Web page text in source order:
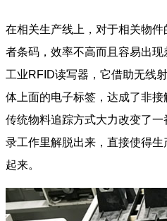
在相关生产线上，对于相关物
者条码，效率不高而且容易出
工业RFID读写器，它借助无线
体上面的电子标签，达成了非
传统物料追踪方式大力改变了
录工作里解脱出来，直接使得
起来。